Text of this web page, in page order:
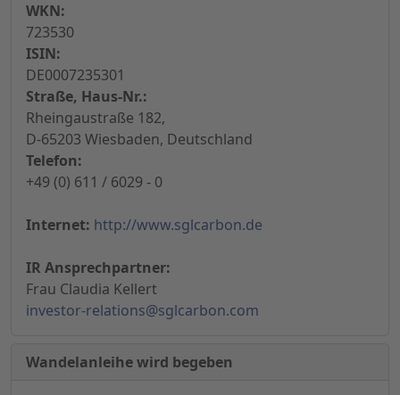
WKN:
723530
ISIN:
DE0007235301
Straße, Haus-Nr.:
Rheingaustraße 182,
D-65203 Wiesbaden, Deutschland
Telefon:
+49 (0) 611 / 6029 - 0
Internet: http://www.sglcarbon.de
IR Ansprechpartner:
Frau Claudia Kellert
investor-relations@sglcarbon.com
Wandelanleihe wird begeben